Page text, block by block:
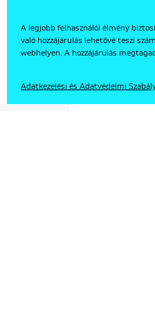
A legjobb felhasználói élmény
való hozzájárulás lehetővé teszi
webhelyen. A hozzájárulás
Adatkezelési és Adatvédelmi
EN